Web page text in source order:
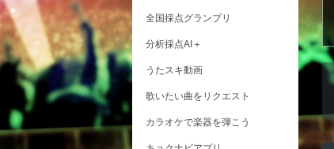
全国採点グランプリ
分析採点AI＋
うたスキ動画
歌いたい曲をリクエスト
カラオケで楽器を弾こう